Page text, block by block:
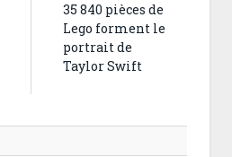
35 840 pièces de
Lego forment le
portrait de
Taylor Swift